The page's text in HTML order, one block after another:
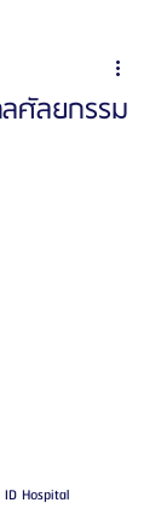
ศัลยกรรม
Hospital